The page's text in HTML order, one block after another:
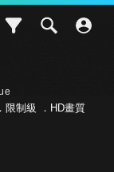
限制級 ．HD畫質